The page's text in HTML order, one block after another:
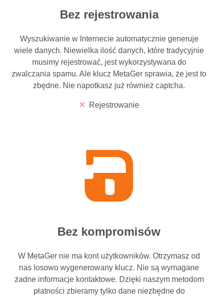
Bez rejestrowania
Wyszukiwanie w Internecie automatycznie generuje
wiele danych. Niewielka ilość danych, które tradycyjnie
musimy rejestrować, jest wykorzystywana do
zwalczania spamu. Ale klucz MetaGer sprawia, że jest to
zbędne. Nie napotkasz już również captcha.
Rejestrowanie
Bez kompromisów
W MetaGer nie ma kont użytkowników. Otrzymasz od
nas losowo wygenerowany klucz. Nie są wymagane
żadne informacje kontaktowe. Dzięki naszym metodom
płatności zbieramy tylko dane niezbędne do